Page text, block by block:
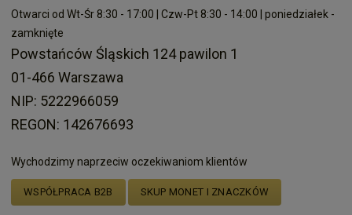
Otwarci od Wt-Śr 8:30 - 17:00 | Czw-Pt 8:30 - 14:00 | poniedziałek -
zamknięte
Powstańców Śląskich 124 pawilon 1
01-466 Warszawa
NIP: 5222966059
REGON: 142676693
Wychodzimy naprzeciw oczekiwaniom klientów
WSPÓŁPRACA B2B SKUP MONET I ZNACZKÓW